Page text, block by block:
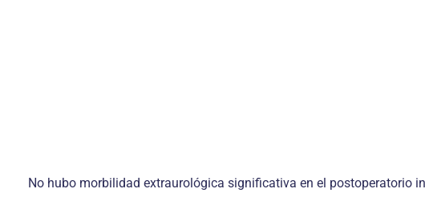
No hubo morbilidad extraurológica significativa en el postoperatorio